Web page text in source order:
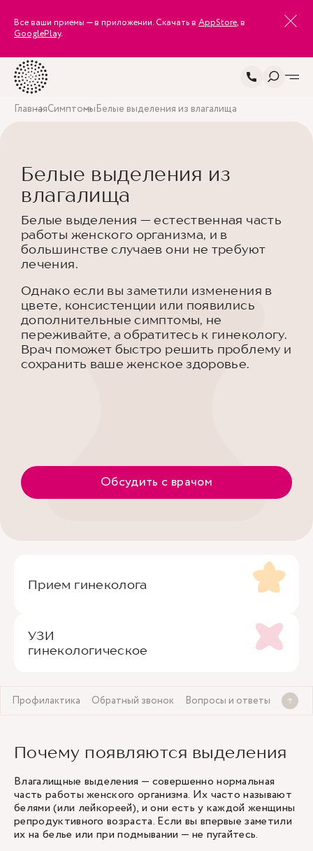
Все ваши приемы — в приложении. Скачать в AppStore, в
GooglePlay.
ГлавнаяСимптомыБелые выделения из влагалища
Белые выделения из
влагалища
Белые выделения — естественная часть
работы женского организма, и в
большинстве случаев они не требуют
лечения.
Однако если вы заметили изменения в
цвете, консистенции или появились
дополнительные симптомы, не
переживайте, а обратитесь к гинекологу.
Врач поможет быстро решить проблему и
сохранить ваше женское здоровье.
Обсудить с врачом
Прием гинеколога
УЗИ
гинекологическое
Профилактика Обратный звонок Вопросы и ответы
Почему появляются выделения
Влагалищные выделения — совершенно нормальная
часть работы женского организма. Их часто называют
белями (или лейкореей), и они есть у каждой женщины
репродуктивного возраста. Если вы впервые заметили
их на белье или при подмывании — не пугайтесь.